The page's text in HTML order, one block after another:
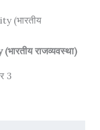
राजव्यवस्था)
3